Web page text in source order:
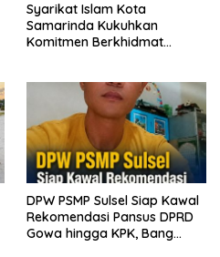
Syarikat Islam Kota
Samarinda Kukuhkan
Komitmen Berkhidmat
DPW PSMP Sulsel Siap Kawal
Rekomendasi Pansus DPRD
Gowa hingga KPK, Bang